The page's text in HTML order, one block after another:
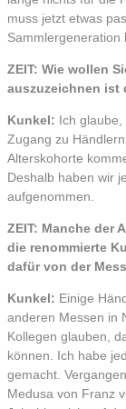
muss jetzt etwas
Sammlergeneration
ZEIT: Wie wollen
auszuzeichnen ist
Kunkel: Ich
Zugang zu
Alterskohorte
Deshalb haben wir
aufgenommen.
ZEIT: Manche der
die renommierte
dafür von der
Kunkel: Einige
anderen Messen in
Kollegen glauben,
können. Ich habe
gemacht.
Medusa von Franz